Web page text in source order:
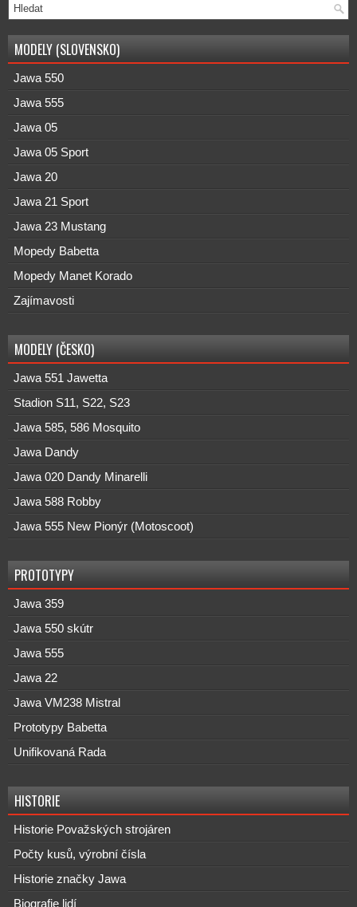
MODELY (SLOVENSKO)
Jawa 550
Jawa 555
Jawa 05
Jawa 05 Sport
Jawa 20
Jawa 21 Sport
Jawa 23 Mustang
Mopedy Babetta
Mopedy Manet Korado
Zajímavosti
MODELY (ČESKO)
Jawa 551 Jawetta
Stadion S11, S22, S23
Jawa 585, 586 Mosquito
Jawa Dandy
Jawa 020 Dandy Minarelli
Jawa 588 Robby
Jawa 555 New Pionýr (Motoscoot)
PROTOTYPY
Jawa 359
Jawa 550 skútr
Jawa 555
Jawa 22
Jawa VM238 Mistral
Prototypy Babetta
Unifikovaná Rada
HISTORIE
Historie Považských strojáren
Počty kusů, výrobní čísla
Historie značky Jawa
Biografie lidí